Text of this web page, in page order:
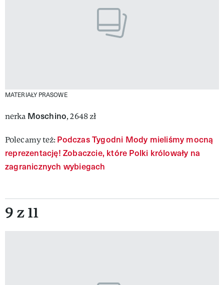
MATERIAŁY PRASOWE
nerka Moschino, 2648 zł
Polecamy też: Podczas Tygodni Mody mieliśmy mocną
reprezentację! Zobaczcie, które Polki królowały na
zagranicznych wybiegach
9 z 11